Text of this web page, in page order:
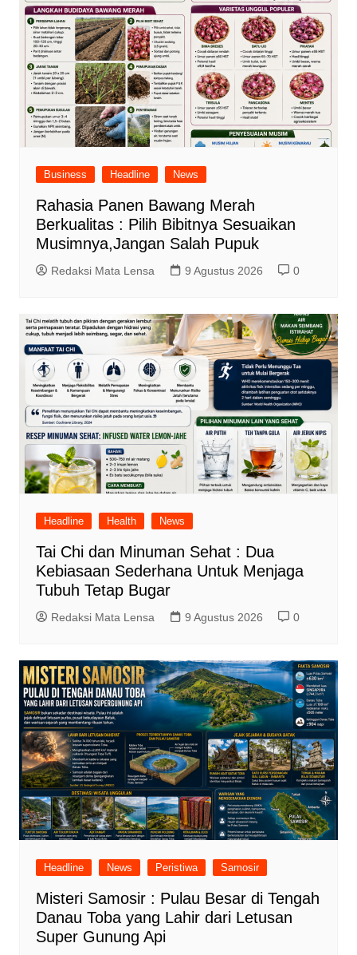
Business Headline News
Rahasia Panen Bawang Merah
Berkualitas : Pilih Bibitnya Sesuaikan
Musimnya,Jangan Salah Pupuk
Redaksi Mata Lensa 9 Agustus 2026 0
Headline Health News
Tai Chi dan Minuman Sehat : Dua
Kebiasaan Sederhana Untuk Menjaga
Tubuh Tetap Bugar
Redaksi Mata Lensa 9 Agustus 2026 0
Headline News Peristiwa Samosir
Misteri Samosir : Pulau Besar di Tengah
Danau Toba yang Lahir dari Letusan
Super Gunung Api